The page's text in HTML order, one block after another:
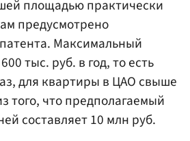
площадью практически
предусмотрено
Максимальный
тыс. руб. в год, то есть
для квартиры в ЦАО свыше
того, что предполагаемый
составляет 10 млн руб.